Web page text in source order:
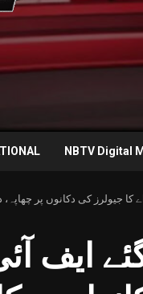
NBTV Digital
جیولرز کی دکانوں پر چھاپہ،
ایف آئی